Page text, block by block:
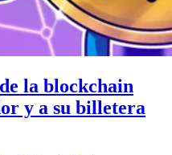
la blockchain
y a su billetera